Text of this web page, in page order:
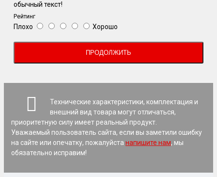
обычный текст!
Рейтинг
Плохо Хорошо
ПРОДОЛЖИТЬ
Технические характеристики, комплектация и
внешний вид товара могут отличаться,
приоритетную силу имеет реальный продукт.
Уважаемый пользователь сайта, если вы заметили ошибку
на сайте или опечатку, пожалуйста напишите нам, мы
обязательно исправим!